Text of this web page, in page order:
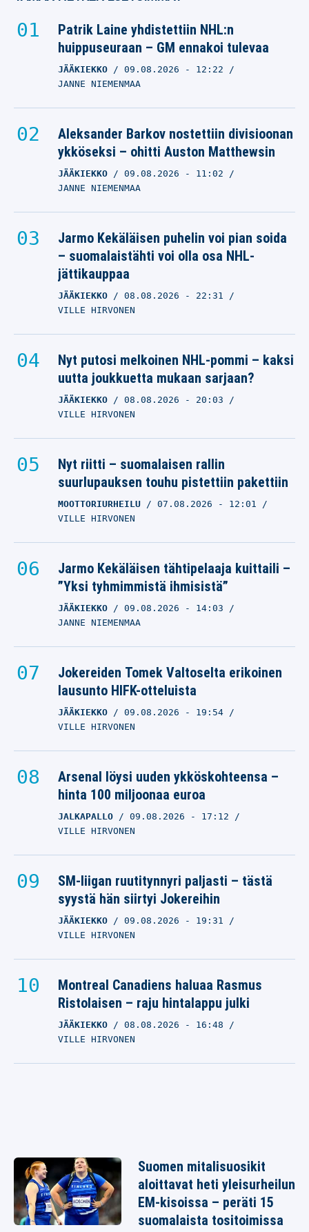
Patrik Laine yhdistettiin NHL:n
huippuseuraan – GM ennakoi tulevaa
JÄÄKIEKKO 09.08.2026 - 12:22
JANNE NIEMENMAA
Aleksander Barkov nostettiin divisioonan
ykköseksi – ohitti Auston Matthewsin
JÄÄKIEKKO 09.08.2026 - 11:02
JANNE NIEMENMAA
Jarmo Kekäläisen puhelin voi pian soida
– suomalaistähti voi olla osa NHL-
jättikauppaa
JÄÄKIEKKO 08.08.2026 - 22:31
VILLE HIRVONEN
Nyt putosi melkoinen NHL-pommi – kaksi
uutta joukkuetta mukaan sarjaan?
JÄÄKIEKKO 08.08.2026 - 20:03
VILLE HIRVONEN
Nyt riitti – suomalaisen rallin
suurlupauksen touhu pistettiin pakettiin
MOOTTORIURHEILU 07.08.2026 - 12:01
VILLE HIRVONEN
Jarmo Kekäläisen tähtipelaaja kuittaili –
”Yksi tyhmimmistä ihmisistä”
JÄÄKIEKKO 09.08.2026 - 14:03
JANNE NIEMENMAA
Jokereiden Tomek Valtoselta erikoinen
lausunto HIFK-otteluista
JÄÄKIEKKO 09.08.2026 - 19:54
VILLE HIRVONEN
Arsenal löysi uuden ykköskohteensa –
hinta 100 miljoonaa euroa
JALKAPALLO 09.08.2026 - 17:12
VILLE HIRVONEN
SM-liigan ruutitynnyri paljasti – tästä
syystä hän siirtyi Jokereihin
JÄÄKIEKKO 09.08.2026 - 19:31
VILLE HIRVONEN
Montreal Canadiens haluaa Rasmus
Ristolaisen – raju hintalappu julki
JÄÄKIEKKO 08.08.2026 - 16:48
VILLE HIRVONEN
Suomen mitalisuosikit
aloittavat heti yleisurheilun
EM-kisoissa – peräti 15
suomalaista tositoimissa